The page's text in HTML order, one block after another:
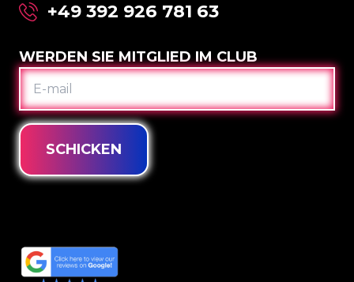
+49 392 926 781 63
WERDEN SIE MITGLIED IM CLUB
E-
MAIL
SCHICKEN